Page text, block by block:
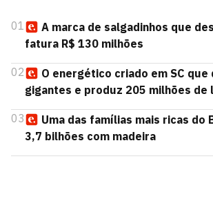
01
A marca de salgadinhos que
fatura R$ 130 milhões
02
O energético criado em SC que
gigantes e produz 205 milhões de
03
Uma das famílias mais ricas do
3,7 bilhões com madeira